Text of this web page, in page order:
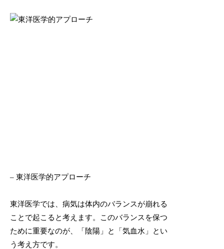
– 東洋医学的アプローチ
東洋医学では、病気は体内のバランスが崩れる
ことで起こると考えます。このバランスを保つ
ために重要なのが、「陰陽」と「気血水」とい
う考え方です。